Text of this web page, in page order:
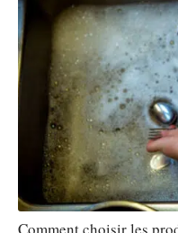
Comment choisir les